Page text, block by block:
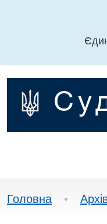
Головна •